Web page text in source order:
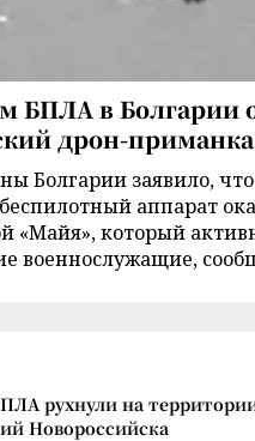
БПЛА в Болгарии
дрон-
Болгарии заявило,
аппарат
«Майя», который
военнослужащие,
рухнули на
Новороссийска